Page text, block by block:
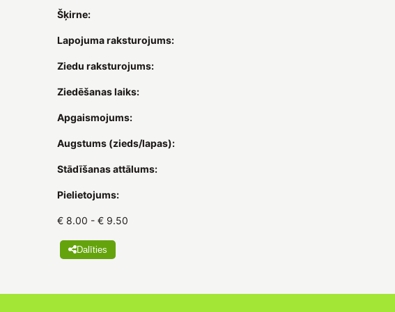
Šķirne:
Lapojuma raksturojums:
Ziedu raksturojums:
Ziedēšanas laiks:
Apgaismojums:
Augstums (zieds/lapas):
Stādīšanas attālums:
Pielietojums:
€ 8.00 - € 9.50
Dalīties